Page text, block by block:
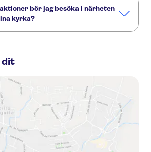
bör jag besöka i närheten
kyrka?
dit